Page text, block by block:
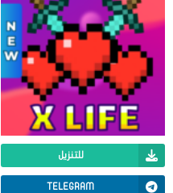
للتنزيل
TELEGRAM